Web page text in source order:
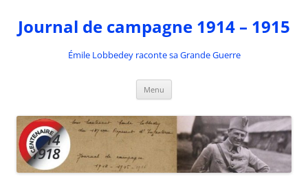
contenu
Journal de campagne 1914 – 1915
Émile Lobbedey raconte sa Grande Guerre
Menu